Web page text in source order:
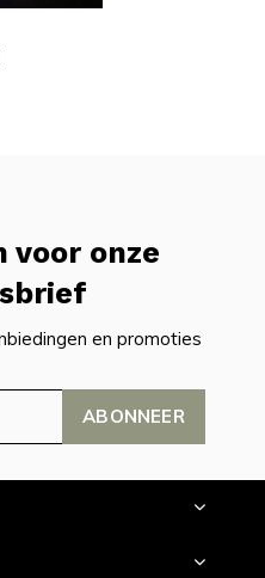
voor onze
en promoties
ABONNEER